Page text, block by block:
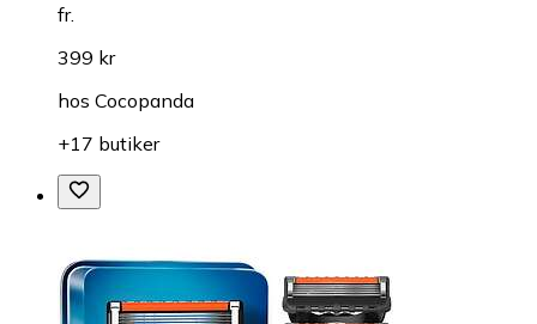
fr.
399 kr
hos Cocopanda
+17 butiker